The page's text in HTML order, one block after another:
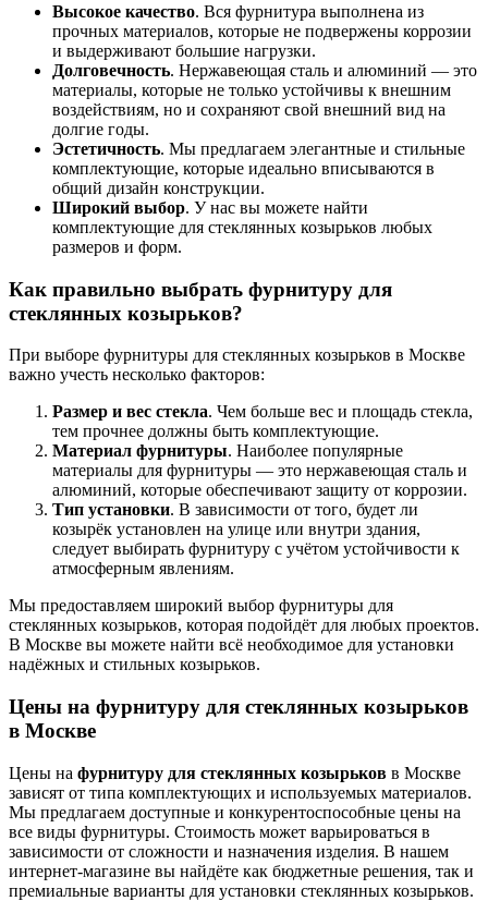
Высокое качество. Вся фурнитура выполнена из
прочных материалов, которые не подвержены коррозии
и выдерживают большие нагрузки.
Долговечность. Нержавеющая сталь и алюминий — это
материалы, которые не только устойчивы к внешним
воздействиям, но и сохраняют свой внешний вид на
долгие годы.
Эстетичность. Мы предлагаем элегантные и стильные
комплектующие, которые идеально вписываются в
общий дизайн конструкции.
Широкий выбор. У нас вы можете найти
комплектующие для стеклянных козырьков любых
размеров и форм.
Как правильно выбрать фурнитуру для
стеклянных козырьков?
При выборе фурнитуры для стеклянных козырьков в Москве
важно учесть несколько факторов:
Размер и вес стекла. Чем больше вес и площадь стекла,
тем прочнее должны быть комплектующие.
Материал фурнитуры. Наиболее популярные
материалы для фурнитуры — это нержавеющая сталь и
алюминий, которые обеспечивают защиту от коррозии.
Тип установки. В зависимости от того, будет ли
козырёк установлен на улице или внутри здания,
следует выбирать фурнитуру с учётом устойчивости к
атмосферным явлениям.
Мы предоставляем широкий выбор фурнитуры для
стеклянных козырьков, которая подойдёт для любых проектов.
В Москве вы можете найти всё необходимое для установки
надёжных и стильных козырьков.
Цены на фурнитуру для стеклянных козырьков
в Москве
Цены на фурнитуру для стеклянных козырьков в Москве
зависят от типа комплектующих и используемых материалов.
Мы предлагаем доступные и конкурентоспособные цены на
все виды фурнитуры. Стоимость может варьироваться в
зависимости от сложности и назначения изделия. В нашем
интернет-магазине вы найдёте как бюджетные решения, так и
премиальные варианты для установки стеклянных козырьков.